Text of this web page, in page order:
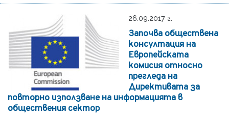
26.09.2017 г.
Започва обществена
консултация на
Европейската
комисия относно
прегледа на
Директивата за
повторно използване на информацията в
обществения сектор